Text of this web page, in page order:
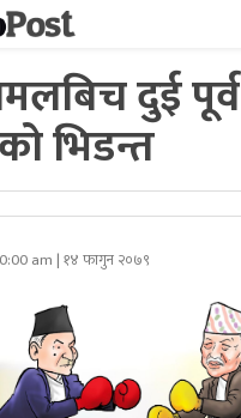
दुई पूर्व
भिडन्त
am | १४ फागुन २०७९